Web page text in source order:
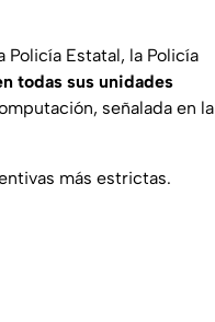
Estatal, la Policía
todas sus unidades
señalada en la
más estrictas.